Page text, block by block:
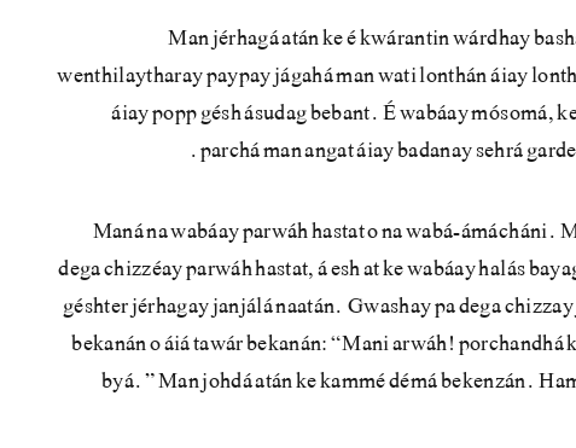
Man jérhagá atán ke é kwárantin wárdhay
wenthilaytharay paypay jágahá man wati lonthán áiay
áiay popp gésh ásudag bebant. É wabáay mósomá,
parchá man angat áiay badanay sehrá
Maná na wabáay parwáh hastat o na wabá-ámácháni.
dega chizzéay parwáh hastat, á esh at ke wabáay halás
géshter jérhagay janjálá naatán. Gwashay pa dega
bekanán o áiá tawár bekanán: “Mani arwáh!
byá.” Man johdá atán ke kammé démá bekenzán.